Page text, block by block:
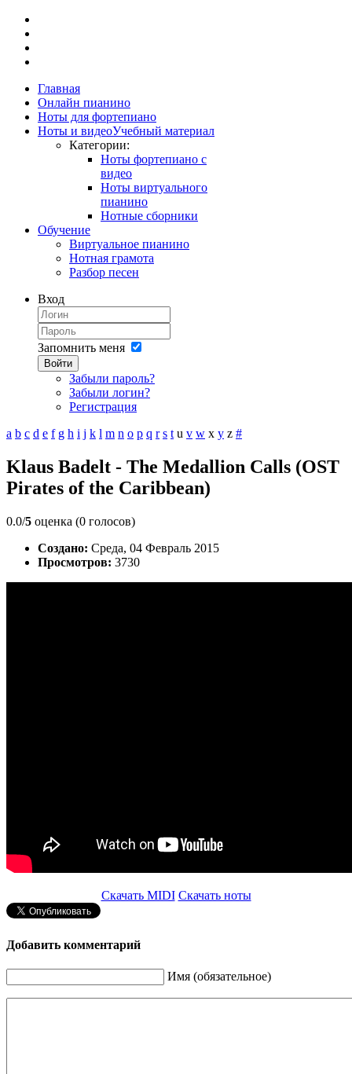
Главная
Онлайн пианино
Ноты для фортепиано
Ноты и видеоУчебный материал
Категории:
Ноты фортепиано с
видео
Ноты виртуального
пианино
Нотные сборники
Обучение
Виртуальное пианино
Нотная грамота
Разбор песен
Вход
Запомнить меня
Войти
Забыли пароль?
Забыли логин?
Регистрация
a b c d e f g h i j k l m n o p q r s t u v w x y z #
Klaus Badelt - The Medallion Calls (OST
Pirates of the Caribbean)
0.0/5 оценка (0 голосов)
Создано: Среда, 04 Февраль 2015
Просмотров: 3730
Скачать MIDI Скачать ноты
Добавить комментарий
Имя (обязательное)